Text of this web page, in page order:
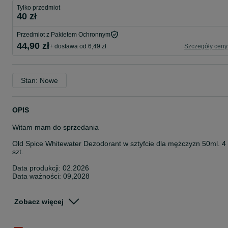
Tylko przedmiot
40 zł
Przedmiot z Pakietem Ochronnym
44,90 zł+ dostawa od 6,49 zł Szczegóły ceny
Stan: Nowe
OPIS
Witam mam do sprzedania
Old Spice Whitewater Dezodorant w sztyfcie dla mężczyzn 50ml. 4
szt.
Data produkcji: 02.2026
Data ważności: 09,2028
Zobacz więcej